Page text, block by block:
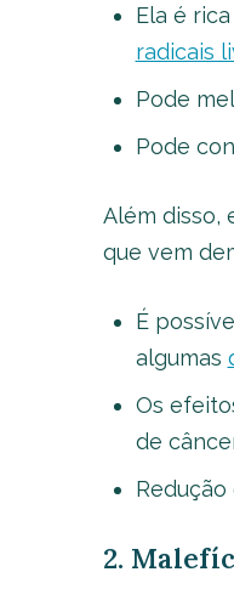
Ela é
radicais
Pode
Pode
Além disso,
que vem
É
algumas
Os
de
2.